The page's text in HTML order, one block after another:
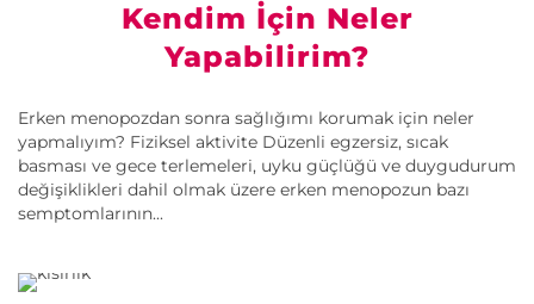
Kendim İçin Neler
Yapabilirim?
Erken menopozdan sonra sağlığımı korumak için neler
yapmalıyım? Fiziksel aktivite Düzenli egzersiz, sıcak
basması ve gece terlemeleri, uyku güçlüğü ve duygudurum
değişiklikleri dahil olmak üzere erken menopozun bazı
semptomlarının...